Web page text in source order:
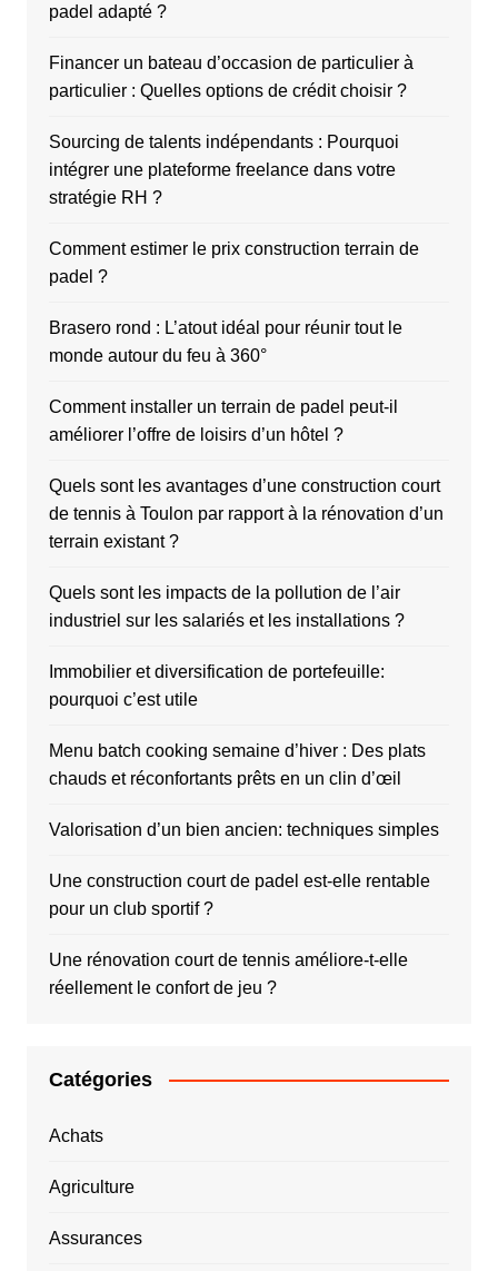
padel adapté ?
Financer un bateau d’occasion de particulier à
particulier : Quelles options de crédit choisir ?
Sourcing de talents indépendants : Pourquoi
intégrer une plateforme freelance dans votre
stratégie RH ?
Comment estimer le prix construction terrain de
padel ?
Brasero rond : L’atout idéal pour réunir tout le
monde autour du feu à 360°
Comment installer un terrain de padel peut-il
améliorer l’offre de loisirs d’un hôtel ?
Quels sont les avantages d’une construction court
de tennis à Toulon par rapport à la rénovation d’un
terrain existant ?
Quels sont les impacts de la pollution de l’air
industriel sur les salariés et les installations ?
Immobilier et diversification de portefeuille:
pourquoi c’est utile
Menu batch cooking semaine d’hiver : Des plats
chauds et réconfortants prêts en un clin d’œil
Valorisation d’un bien ancien: techniques simples
Une construction court de padel est-elle rentable
pour un club sportif ?
Une rénovation court de tennis améliore-t-elle
réellement le confort de jeu ?
Catégories
Achats
Agriculture
Assurances